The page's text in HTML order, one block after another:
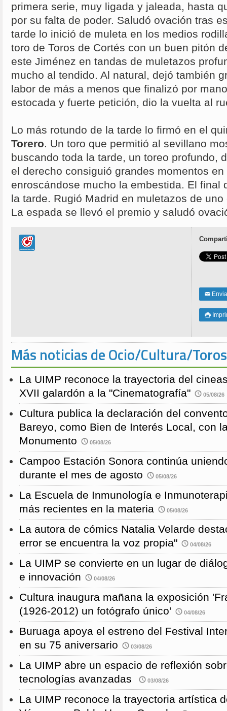
primera serie, muy ligada y jaleada, hasta
por su falta de poder. Saludó ovación tras
tarde lo inició de muleta en los medios
toro de Toros de Cortés con un buen pitón
este Jiménez en tandas de muletazos
mucho al tendido. Al natural, dejó también
labor de más a menos que finalizó por
estocada y fuerte petición, dio la vuelta al
Lo más rotundo de la tarde lo firmó en el
Torero. Un toro que permitió al sevillano
buscando toda la tarde, un toreo profundo,
el derecho consiguió grandes momentos
enroscándose mucho la embestida. El final
la tarde. Rugió Madrid en muletazos de
La espada se llevó el premio y saludó
✉

Más noticias de Ocio/Cultura/Toros
La UIMP reconoce la trayectoria del
XVII galardón a la "Cinematografía"
05/08/26
Cultura publica la declaración del
Bareyo, como Bien de Interés Local, con
Monumento
05/08/26
Campoo Estación Sonora continúa
durante el mes de agosto
05/08/26
La Escuela de Inmunología e
más recientes en la materia
05/08/26
La autora de cómics Natalia Velarde
error se encuentra la voz propia"
04/08/26
La UIMP se convierte en un lugar de
e innovación
04/08/26
Cultura inaugura mañana la exposición
(1926-2012) un fotógrafo único'
04/08/26
Buruaga apoya el estreno del Festival
en su 75 aniversario
03/08/26
La UIMP abre un espacio de reflexión
tecnologías avanzadas
03/08/26
La UIMP reconoce la trayectoria artística